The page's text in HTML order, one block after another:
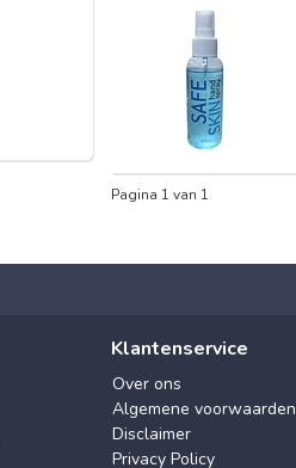
Pagina 1 van 1
Klantenservice
Over ons
Algemene voorwaarden
Disclaimer
Privacy Policy